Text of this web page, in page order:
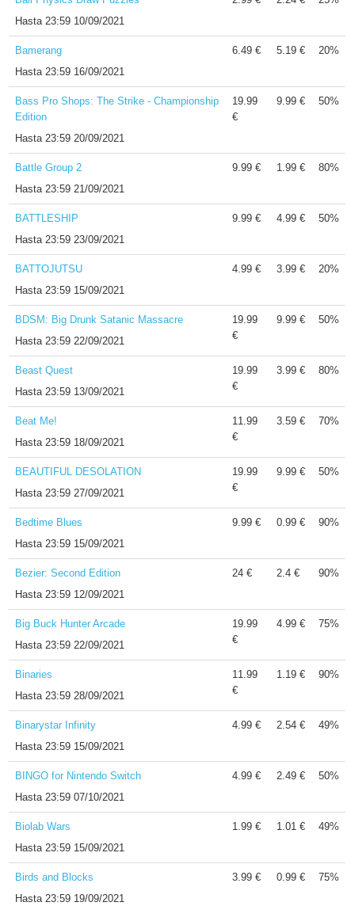
Hasta23:59 10/09/2021
Bamerang
Hasta23:59 16/09/2021
6.49 € 5.19 € 20%
Bass Pro Shops: The Strike - Championship
Edition
Hasta23:59 20/09/2021
19.99
€
9.99 € 50%
Battle Group 2
Hasta23:59 21/09/2021
9.99 € 1.99 € 80%
BATTLESHIP
Hasta23:59 23/09/2021
9.99 € 4.99 € 50%
BATTOJUTSU
Hasta23:59 15/09/2021
4.99 € 3.99 € 20%
BDSM: Big Drunk Satanic Massacre
Hasta23:59 22/09/2021
19.99
€
9.99 € 50%
Beast Quest
Hasta23:59 13/09/2021
19.99
€
3.99 € 80%
Beat Me!
Hasta23:59 18/09/2021
11.99
€
3.59 € 70%
BEAUTIFUL DESOLATION
Hasta23:59 27/09/2021
19.99
€
9.99 € 50%
Bedtime Blues
Hasta23:59 15/09/2021
9.99 € 0.99 € 90%
Bezier: Second Edition
Hasta23:59 12/09/2021
24 € 2.4 € 90%
Big Buck Hunter Arcade
Hasta23:59 22/09/2021
19.99
€
4.99 € 75%
Binaries
Hasta23:59 28/09/2021
11.99
€
1.19 € 90%
Binarystar Infinity
Hasta23:59 15/09/2021
4.99 € 2.54 € 49%
BINGO for Nintendo Switch
Hasta23:59 07/10/2021
4.99 € 2.49 € 50%
Biolab Wars
Hasta23:59 15/09/2021
1.99 € 1.01 € 49%
Birds and Blocks
Hasta23:59 19/09/2021
3.99 € 0.99 € 75%